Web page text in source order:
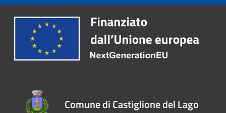
Comune di Castiglione del Lago